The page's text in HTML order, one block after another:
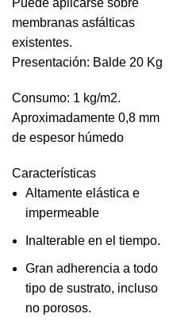
Puede aplicarse sobre
membranas asfálticas
existentes.
Presentación: Balde 20 Kg
Consumo: 1 kg/m2.
Aproximadamente 0,8 mm
de espesor húmedo
Características
Altamente elástica e
impermeable
Inalterable en el tiempo.
Gran adherencia a todo
tipo de sustrato, incluso
no porosos.